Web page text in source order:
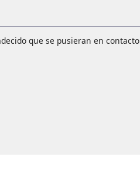
que se pusieran en contacto